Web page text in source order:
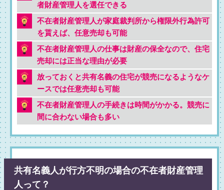
者財産管理人を選任できる
不在者財産管理人が家庭裁判所から権限外行為許可
を貰えば、任意売却も可能
不在者財産管理人の仕事は財産の保全なので、住宅
売却には正当な理由が必要
放っておくと共有名義の住宅が競売になるようなケ
ースでは任意売却も可能
不在者財産管理人の手続きは時間がかかる。競売に
間に合わない場合も多い
共有名義人が行方不明の場合の不在者財産管理
人って？